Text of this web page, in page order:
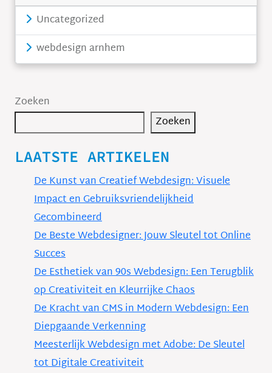
Uncategorized
webdesign arnhem
Zoeken
Zoeken
LAATSTE ARTIKELEN
De Kunst van Creatief Webdesign: Visuele
Impact en Gebruiksvriendelijkheid
Gecombineerd
De Beste Webdesigner: Jouw Sleutel tot Online
Succes
De Esthetiek van 90s Webdesign: Een Terugblik
op Creativiteit en Kleurrijke Chaos
De Kracht van CMS in Modern Webdesign: Een
Diepgaande Verkenning
Meesterlijk Webdesign met Adobe: De Sleutel
tot Digitale Creativiteit